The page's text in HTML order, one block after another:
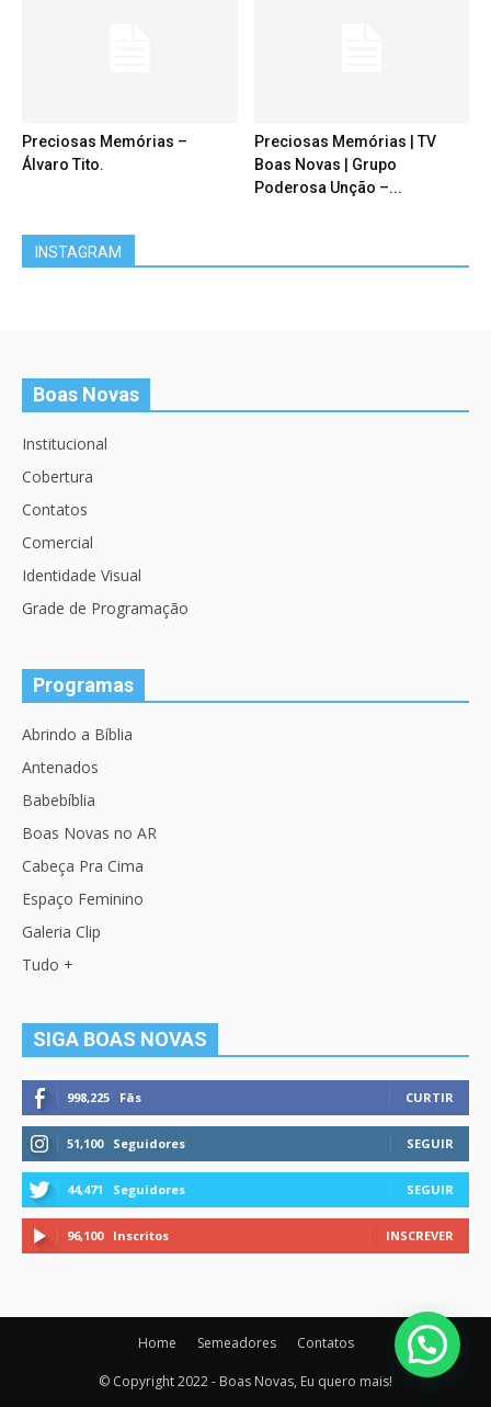
Preciosas Memórias –
Álvaro Tito.
Preciosas Memórias | TV
Boas Novas | Grupo
Poderosa Unção –...
INSTAGRAM
Boas Novas
Institucional
Cobertura
Contatos
Comercial
Identidade Visual
Grade de Programação
Programas
Abrindo a Bíblia
Antenados
Babebíblia
Boas Novas no AR
Cabeça Pra Cima
Espaço Feminino
Galeria Clip
Tudo +
SIGA BOAS NOVAS
998,225 Fãs CURTIR
51,100 Seguidores SEGUIR
44,471 Seguidores SEGUIR
96,100 Inscritos INSCREVER
Home Semeadores Contatos
© Copyright 2022 - Boas Novas, Eu quero mais!